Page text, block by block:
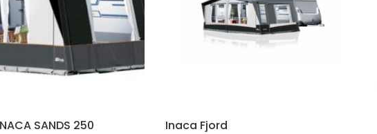
SANDS 250 Inaca Fjord